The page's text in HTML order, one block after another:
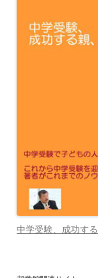
中学受験、成功す